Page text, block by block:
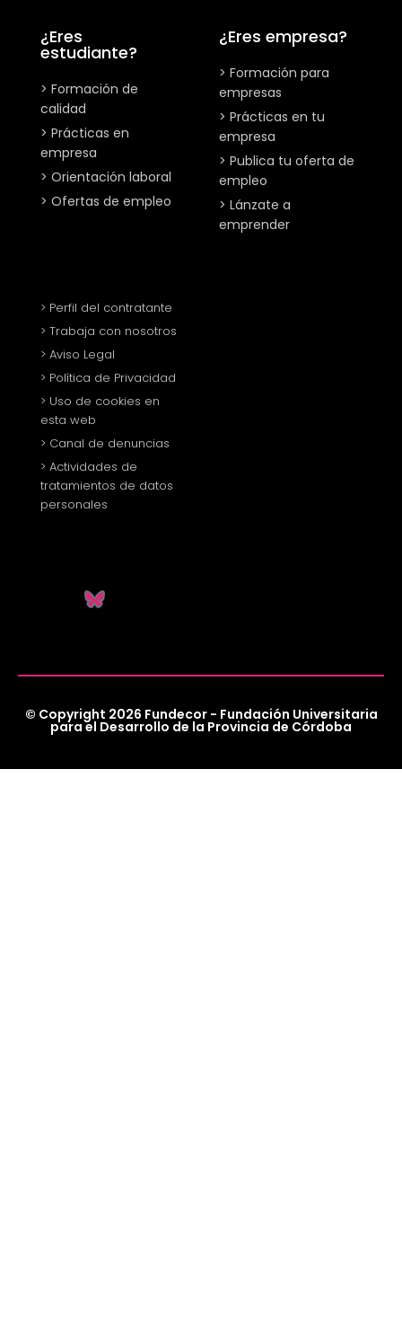
¿Eres
estudiante?
> Formación de
calidad
> Prácticas en
empresa
> Orientación laboral
> Ofertas de empleo
¿Eres empresa?
> Formación para
empresas
> Prácticas en tu
empresa
> Publica tu oferta de
empleo
> Lánzate a
emprender
> Perfil del contratante
> Trabaja con nosotros
> Aviso Legal
> Política de Privacidad
> Uso de cookies en
esta web
> Canal de denuncias
> Actividades de
tratamientos de datos
personales
© Copyright 2026 Fundecor - Fundación Universitaria
para el Desarrollo de la Provincia de Córdoba